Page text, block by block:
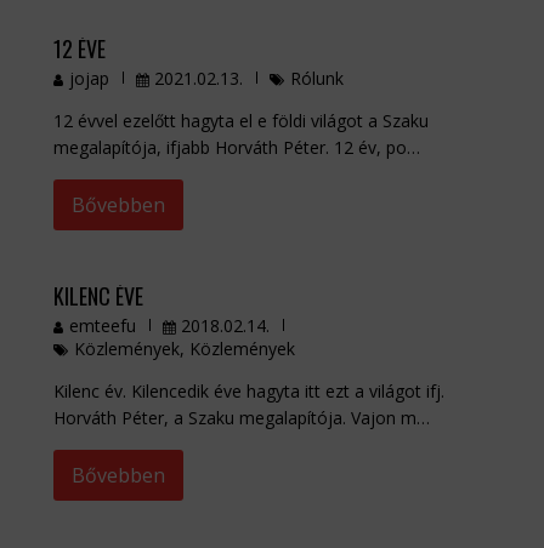
12 ÉVE
jojap 2021.02.13.
Rólunk
12 évvel ezelőtt hagyta el e földi világot a Szaku
megalapítója, ifjabb Horváth Péter. 12 év, po…
Bővebben
KILENC ÉVE
emteefu
2018.02.14.
Közlemények, Közlemények
Kilenc év. Kilencedik éve hagyta itt ezt a világot ifj.
Horváth Péter, a Szaku megalapítója. Vajon m…
Bővebben